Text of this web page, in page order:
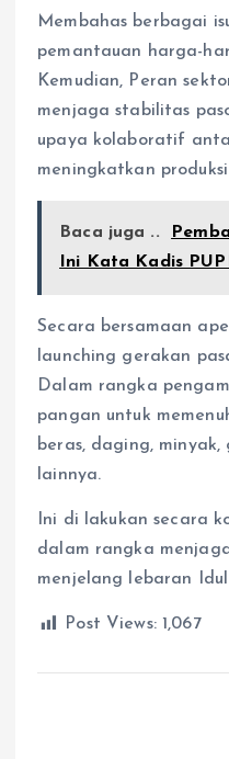
Membahas berbagai
pemantauan harga-
Kemudian, Peran
menjaga stabilitas
upaya kolaboratif
meningkatkan
Baca juga ..
Ini Kata Kadis
Secara bersamaan
launching gerakan
Dalam rangka
pangan untuk
beras, daging,
lainnya.
Ini di lakukan secara
dalam rangka
menjelang lebaran
Post Views: 1,067